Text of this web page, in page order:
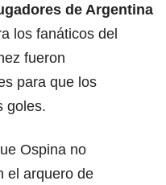
de Argentina
los fanáticos del
fueron
para que los
goles.
Ospina no
el arquero de